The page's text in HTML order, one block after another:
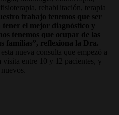
rehabilitación, terapia
trabajo tenemos que ser
el mejor diagnóstico y
tenemos que ocupar de las
familias”, reflexiona la Dra.
esta nueva consulta que empezó a
visita entre 10 y 12 pacientes, y